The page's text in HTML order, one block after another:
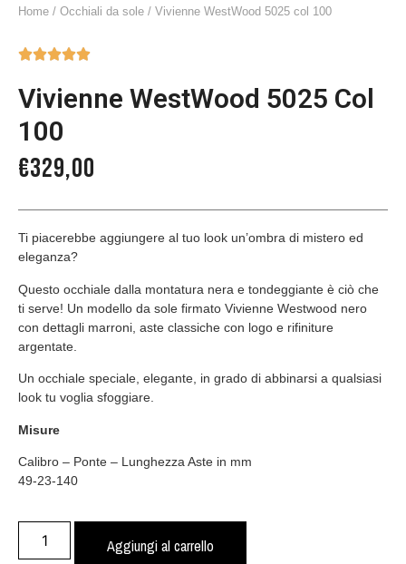
Home / Occhiali da sole / Vivienne WestWood 5025 col 100

Vivienne WestWood 5025 Col
100
€329,00
Ti piacerebbe aggiungere al tuo look un’ombra di mistero ed
eleganza?
Questo occhiale dalla montatura nera e tondeggiante è ciò che
ti serve! Un modello da sole firmato Vivienne Westwood nero
con dettagli marroni, aste classiche con logo e rifiniture
argentate.
Un occhiale speciale, elegante, in grado di abbinarsi a qualsiasi
look tu voglia sfoggiare.
Misure
Calibro – Ponte – Lunghezza Aste in mm
49-23-140
Aggiungi al carrello